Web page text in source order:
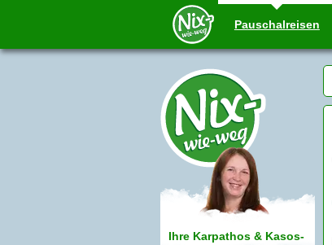
Pauschalreisen
Ihre Karpathos & Kasos-